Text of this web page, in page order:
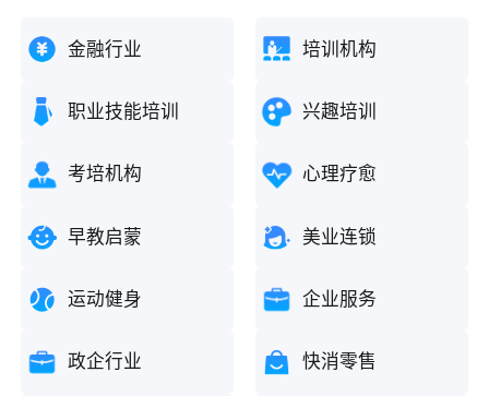
金融行业 培训机构
职业技能培训 兴趣培训
考培机构 心理疗愈
早教启蒙 美业连锁
运动健身 企业服务
政企行业 快消零售